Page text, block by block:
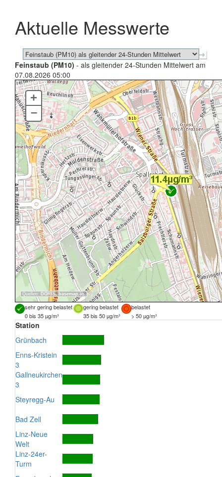
schließen
Aktuelle Messwerte
Feinstaub (PM10) - als gleitender 24-Stunden Mittelwert am
07.08.2026 05:00
Quellen: DORIS, basemap.at
+
–
sehr gering belastet gering belastet
belastet
0 bis 35 µg/m³
35 bis 50 µg/m³ > 50 µg/m³
Station
Grünbach
Enns-Kristein
3
Gallneukirchen
3
Steyregg-Au
Bad Zell
Linz-Neue
Welt
Linz-24er-
Turm